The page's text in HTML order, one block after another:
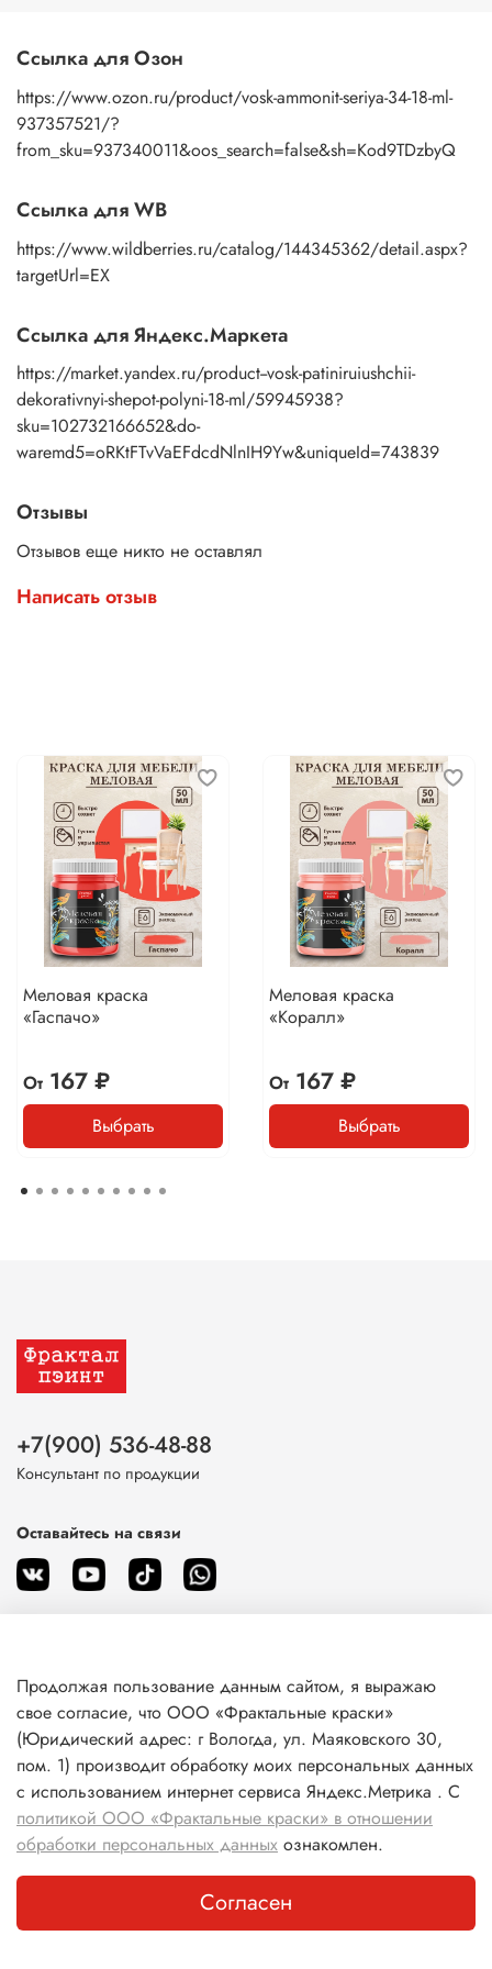
В чем же отличие между воском и восковой пастой?
апельсинового масла и пигмента, восковая паста из
воска, пигмента, акриловая дисперсия, загуститель,
консервант.
Консистенции: восковая паста более пластичная по
Разбавлением: восковую пасту можно разбавить водой, а
В обоих случаях, патинирующая восковая паста и воск
патинирующий декоративный, обладают отличными
и требований конкретного проекта.
Ссылка для Озон
https://www.ozon.ru/product/vosk-ammonit-seriya-34-18-ml-
937357521/?
from_sku=937340011&oos_search=false&sh=Kod9TDzbyQ
Ссылка для WB
https://www.wildberries.ru/catalog/144345362/detail.aspx?
targetUrl=EX
Ссылка для Яндекс.Маркета
https://market.yandex.ru/product--vosk-patiniruiushchii-
dekorativnyi-shepot-polyni-18-ml/59945938?
sku=102732166652&do-
waremd5=oRKtFTvVaEFdcdNlnIH9Yw&uniqueId=743839
Отзывы
Отзывов еще никто не оставлял
Написать отзыв
Меловая краска
«Гаспачо»
От167 ₽
Выбрать
Меловая краска
«Коралл»
От167 ₽
Выбрать
О магазине
Клиентам
Информация
+7(900) 536-48-88
Консультант по продукции
Оставайтесь на связи
Продолжая пользование данным сайтом, я выражаю
свое согласие, что ООО «Фрактальные краски»
(Юридический адрес: г Вологда, ул. Маяковского 30,
пом. 1) производит обработку моих персональных данных
с использованием интернет сервиса Яндекс.Метрика . С
политикой ООО «Фрактальные краски» в отношении
обработки персональных данных ознакомлен.
Согласен